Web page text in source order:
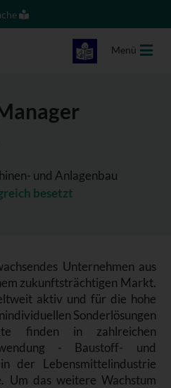
Menü
und Anlagenbau
besetzt
Unternehmen aus
zukunftsträchtigen Markt.
aktiv und für die hohe
Sonderlösungen
finden in zahlreichen
- Baustoff- und
der Lebensmittelindustrie
Um das weitere Wachstum